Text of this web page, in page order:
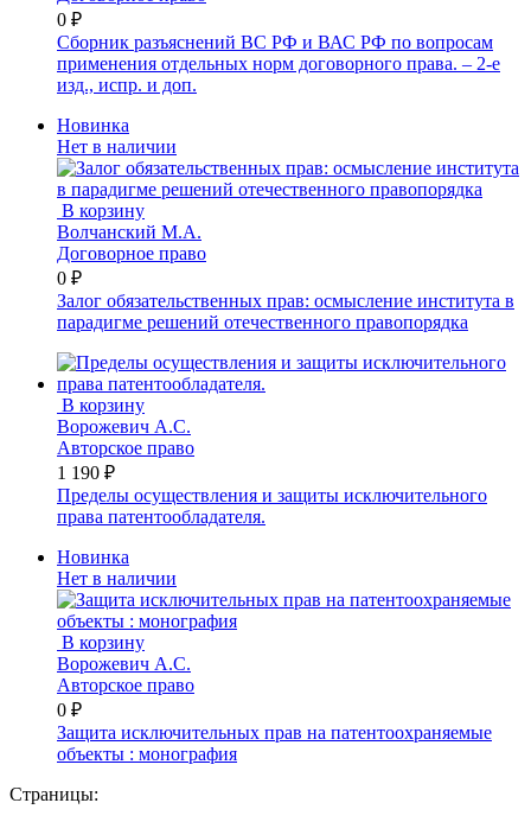
0 ₽
Сборник разъяснений ВС РФ и ВАС РФ по вопросам
применения отдельных норм договорного права. – 2-е
изд., испр. и доп.
Новинка
Нет в наличии
В корзину
Волчанский М.А.
Договорное право
0 ₽
Залог обязательственных прав: осмысление института в
парадигме решений отечественного правопорядка
В корзину
Ворожевич А.С.
Авторское право
1 190 ₽
Пределы осуществления и защиты исключительного
права патентообладателя.
Новинка
Нет в наличии
В корзину
Ворожевич А.С.
Авторское право
0 ₽
Защита исключительных прав на патентоохраняемые
объекты : монография
Страницы: